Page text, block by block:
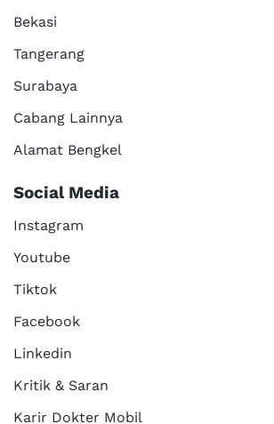
Services
Bekasi
Tangerang
Surabaya
Cabang Lainnya
Alamat Bengkel
Social Media
Instagram
Youtube
Tiktok
Facebook
Linkedin
Kritik & Saran
Karir Dokter Mobil